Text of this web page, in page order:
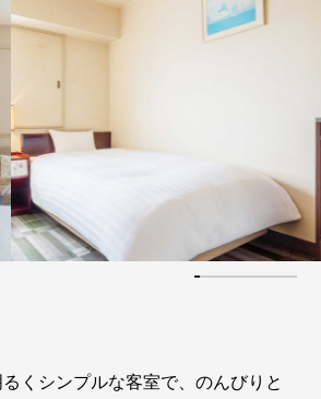
くシンプルな客室で、のんびりと